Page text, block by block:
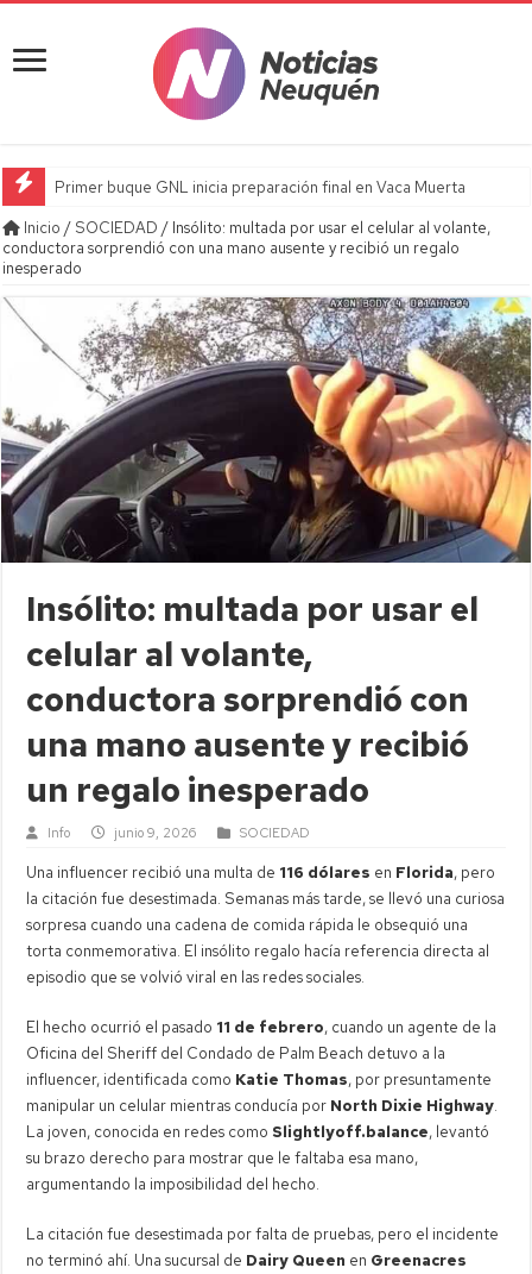
Primer buque GNL inicia preparación final en Vaca Muerta
Inicio / SOCIEDAD / Insólito: multada por usar el celular al volante,
conductora sorprendió con una mano ausente y recibió un regalo
inesperado
Insólito: multada por usar el
celular al volante,
conductora sorprendió con
una mano ausente y recibió
un regalo inesperado
Info junio 9, 2026 SOCIEDAD
Una influencer recibió una multa de 116 dólares en Florida, pero
la citación fue desestimada. Semanas más tarde, se llevó una curiosa
sorpresa cuando una cadena de comida rápida le obsequió una
torta conmemorativa. El insólito regalo hacía referencia directa al
episodio que se volvió viral en las redes sociales.
El hecho ocurrió el pasado 11 de febrero, cuando un agente de la
Oficina del Sheriff del Condado de Palm Beach detuvo a la
influencer, identificada como Katie Thomas, por presuntamente
manipular un celular mientras conducía por North Dixie Highway.
La joven, conocida en redes como Slightlyoff.balance, levantó
su brazo derecho para mostrar que le faltaba esa mano,
argumentando la imposibilidad del hecho.
La citación fue desestimada por falta de pruebas, pero el incidente
no terminó ahí. Una sucursal de Dairy Queen en Greenacres